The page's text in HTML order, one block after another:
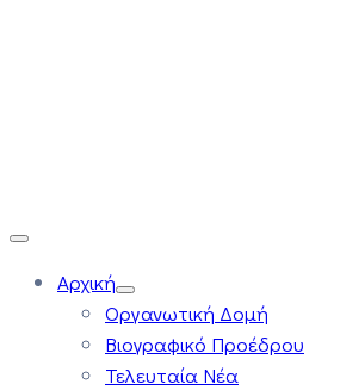
Αρχική
Οργανωτική Δομή
Βιογραφικό Προέδρου
Τελευταία Νέα